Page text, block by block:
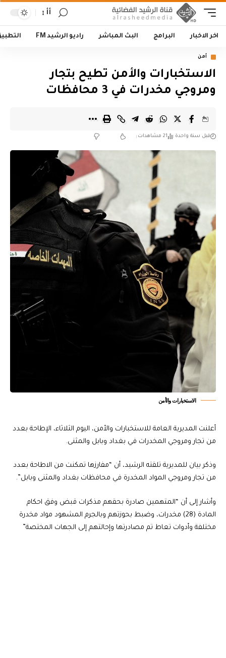
أأ
اخر الاخبار البرامج البث المباشر راديو الرشيد FM
أمن
الاستخبارات والأمن تطيح بتجار
ومروجي مخدرات في 3 محافظات
قبل سنة واحدة 21 مشاهدات
الاستخبارات والأمن
أعلنت المديرية العامة للاستخبارات والأمن، اليوم الثلاثاء، الإطاحة بعدد
من تجار ومروجي المخدرات في بغداد وبابل والمثنى.
وذكر بيان للمديرية تلقته الرشيد، أن “مفارزها تمكنت من الاطاحة بعدد
من تجار ومروجي المواد المخدرة في محافظات بغداد والمثنى وبابل”.
وأشار إلى أن “المتهمين صادرة بحقهم مذكرات قبض وفق احكام
المادة (28) مخدرات، وضبط بحوزتهم وبالجرم المشهود مواد مخدرة
مختلفة وأدوات تعاط تم مصادرتها وإحالتهم إلى الجهات المختصة”